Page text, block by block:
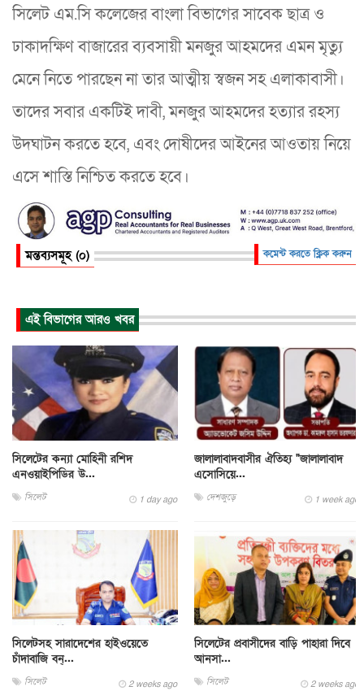
সিলেট এম.সি কলেজের বাংলা বিভাগের সাবেক ছাত্র ও
ঢাকাদক্ষিণ বাজারের ব্যবসায়ী মনজুর আহমদের এমন মৃত্যু
মেনে নিতে পারছেন না তার আত্মীয় স্বজন সহ এলাকাবাসী।
তাদের সবার একটিই দাবী, মনজুর আহমদের হত্যার রহস্য
উদঘাটন করতে হবে, এবং দোষীদের আইনের আওতায় নিয়ে
এসে শাস্তি নিশ্চিত করতে হবে।
মন্তব্যসমূহ (০) কমেন্ট করতে ক্লিক করুন
এই বিভাগের আরও খবর
সিলেটের কন্যা মোহিনী রশিদ
এনওয়াইপিডির উ...
সিলেট 1 day ago
জালালাবাদবাসীর ঐতিহ্য "জালালাবাদ
এসোসিয়ে...
দেশজুড়ে 1 week ago
সিলেটসহ সারাদেশের হাইওয়েতে
চাঁদাবাজি বন্...
সিলেট 2 weeks ago
সিলেটের প্রবাসীদের বাড়ি পাহারা দিবে
আনসা...
সিলেট 2 weeks ago